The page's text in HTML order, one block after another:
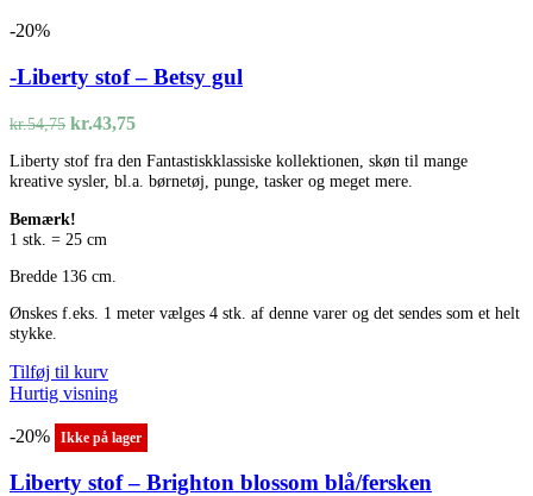
-20%
-Liberty stof – Betsy gul
kr.54,75 Den
pris
var:
kr.43,75Den
pris
er:
Liberty stof fra den Fantastiskklassiske kollektionen, skøn til mange
kreative sysler, bl.a. børnetøj, punge, tasker og meget mere.
Bemærk!
1 stk. = 25 cm
Bredde 136 cm.
Ønskes f.eks. 1 meter vælges 4 stk. af denne varer og det sendes som et helt
stykke.
Tilføj til kurv
Hurtig visning
-20% Ikke på lager
Liberty stof – Brighton blossom blå/fersken